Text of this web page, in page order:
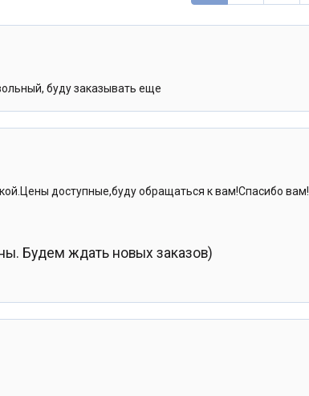
буду заказывать еще
доступные,буду обращаться к вам!Спасибо вам!
Будем ждать новых заказов)